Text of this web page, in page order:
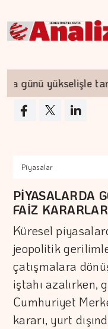
yükselişle
Piyasalar
PİYASALARDA
FAİZ
Küresel
jeopolitik
çatışmalara
iştahı azalırken,
Cumhuriyet
kararı, yurt